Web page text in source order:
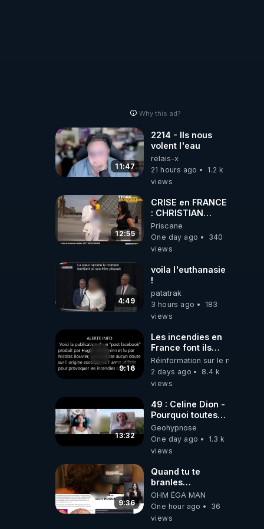
Why this ad?
11:47
2214 - Ils nous
volent l'eau
relais-x
21 hours ago
1.2 k
views
12:55
CRISE en FRANCE
: CHRISTIAN
COTTEN FAIT une
étrange
découverte
Priscane
One day ago
340
views
4:49
voila l'euthanasie
!
patatrak
3 hours ago
183
views
9:16
Les incendies en
France font ils
partie d' un plan
qui aurait débuté
le 11 septembre
Réinformation sur le monde
2 days ago
8.4 k
views
13:32
49 : Celine Dion -
Pourquoi toutes
ces rumeurs ?
Enquête sous
hypnose
Geohypnose
One day ago
1.3 k
views
9:36
Quand tu te
branles
bonhomme tu
émets des ondes
ils ont juste omis
OHM ÉGA MAN
One hour ago
36
views